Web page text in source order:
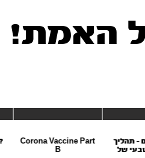
האמת!
- תהליך
של
Corona Vaccine Part
B